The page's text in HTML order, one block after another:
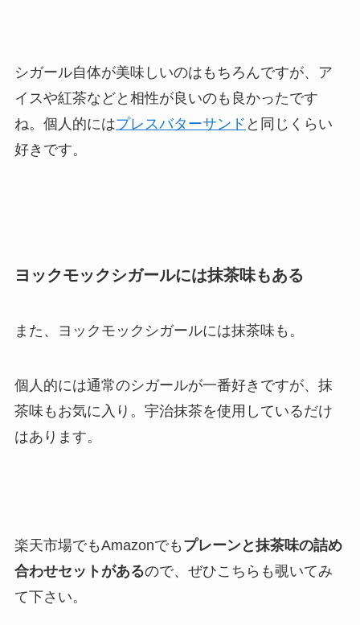
シガール自体が美味しいのはもちろんですが、ア
イスや紅茶などと相性が良いのも良かったです
ね。個人的にはプレスバターサンド と同じくらい
好きです。
ヨックモックシガールには抹茶味もある
また、ヨックモックシガールには抹茶味も。
個人的には通常のシガールが一番好きですが、抹
茶味もお気に入り。宇治抹茶を使用しているだけ
はあります。
楽天市場でもAmazonでも プレーンと抹茶味の詰め
合わせセットがあるので、ぜひこちらも覗いてみ
て下さい。